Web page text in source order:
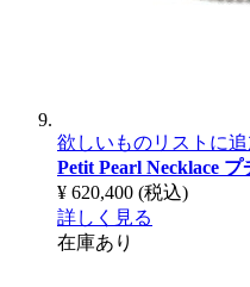
欲しいものリストに追
Petit Pearl Necklace プ
¥ 620,400 (税込)
詳しく見る
在庫あり